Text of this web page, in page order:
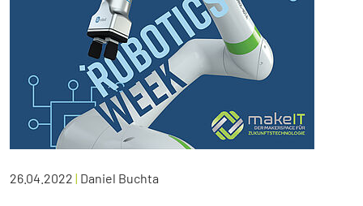
26.04.2022 | Daniel Buchta